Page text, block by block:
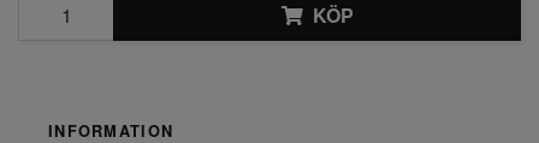
KÖP
INFORMATION